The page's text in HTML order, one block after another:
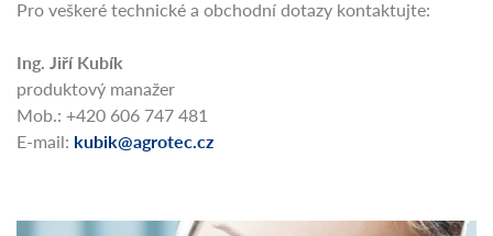
Pro veškeré technické a obchodní dotazy kontaktujte:
Ing. Jiří Kubík
produktový manažer
Mob.: +420 606 747 481
E-mail: kubik@agrotec.cz